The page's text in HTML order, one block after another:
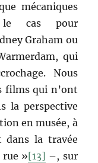
mécaniques
le cas pour
Graham ou
qui
Nous
films qui n’ont
la perspective
en musée, à
dans la travée
rue »[13] –, sur